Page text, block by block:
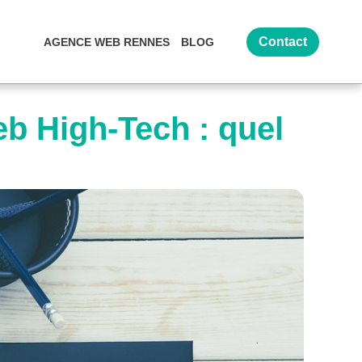
AGENCE WEB RENNES BLOG Contact
High-Tech : quel